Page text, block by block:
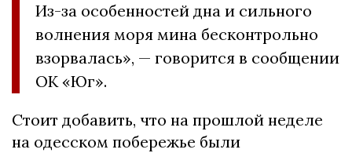
Из-за особенностей дна и сильного
волнения моря мина бесконтрольно
взорвалась», — говорится в сообщении
OK «Юг».
Стоит добавить, что на прошлой неделе
на одесском побережье были